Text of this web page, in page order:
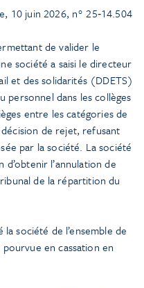
10 juin 2026, n° 25‑14.504
de valider le
société a saisi le directeur
et des solidarités (DDETS)
personnel dans les collèges
entre les catégories de
de rejet, refusant
par la société. La société
l’annulation de
de la répartition du
société de l’ensemble de
en cassation en